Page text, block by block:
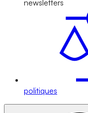
newsletters
politiques